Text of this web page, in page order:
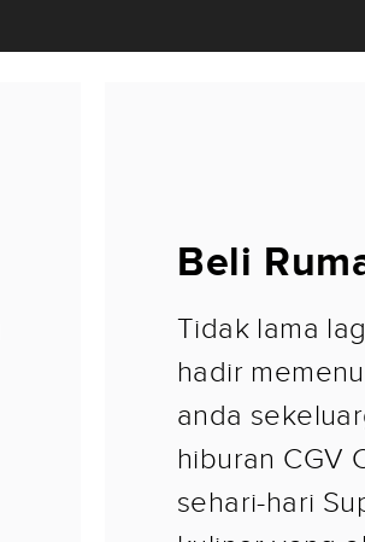
Beli
Tidak lama
hadir
anda
hiburan CGV
sehari-hari